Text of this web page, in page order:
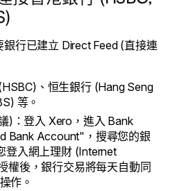
行已建立 Direct Feed (直接連
、恒生銀行 (Hang Seng
等。
)：登入 Xero，進入 Bank
Bank Account"，搜尋您的銀
登入網上理財 (Internet
權後，銀行交易將每天自動同
作。